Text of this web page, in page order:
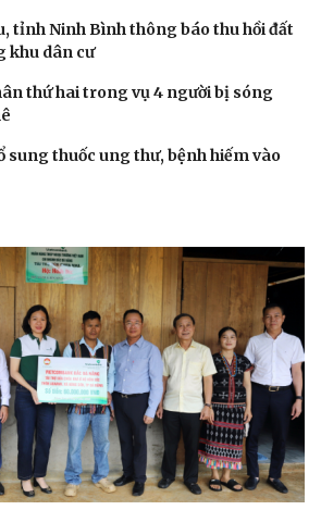
tỉnh Ninh Bình thông báo thu hồi đất
khu dân cư
thứ hai trong vụ 4 người bị sóng
sung thuốc ung thư, bệnh hiếm vào